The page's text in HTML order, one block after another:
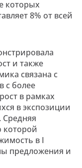
которых
8% от всей
и также
связана с
с более
в рамках
в экспозиции
Средняя
которой
в I
предложения и